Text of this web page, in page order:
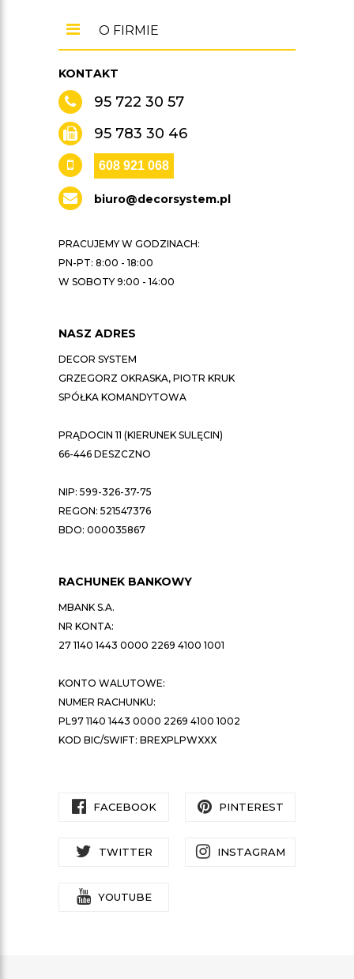
KONTAKT
95 722 30 57
95 783 30 46
608 921 068
biuro@decorsystem.pl
PRACUJEMY W GODZINACH:
PN-PT: 8:00 - 18:00
W SOBOTY 9:00 - 14:00
NASZ ADRES
DECOR SYSTEM
GRZEGORZ OKRASKA, PIOTR KRUK
SPÓŁKA KOMANDYTOWA
PRĄDOCIN 11 (KIERUNEK SULĘCIN)
66-446 DESZCZNO
NIP: 599-326-37-75
REGON: 521547376
BDO: 000035867
O FIRMIE
RACHUNEK BANKOWY
MBANK S.A.
NR KONTA:
27 1140 1443 0000 2269 4100 1001
KONTO WALUTOWE:
NUMER RACHUNKU:
PL97 1140 1443 0000 2269 4100 1002
KOD BIC/SWIFT: BREXPLPWXXX
FACEBOOK PINTEREST
TWITTER INSTAGRAM
YOUTUBE